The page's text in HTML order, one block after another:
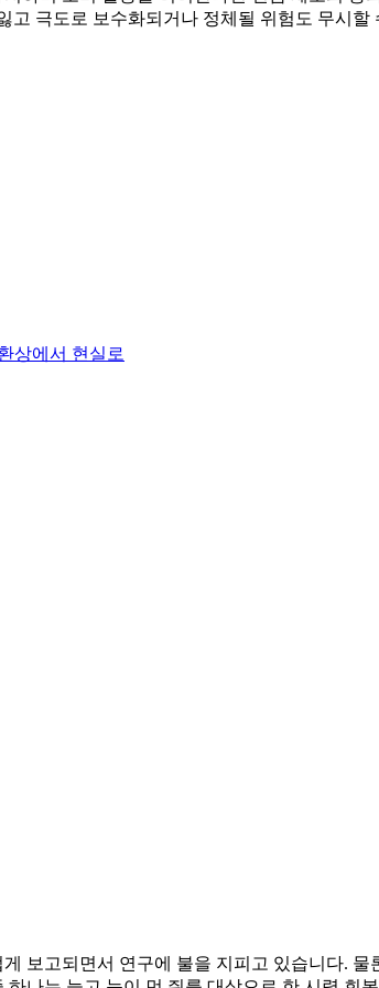
극도로 보수화되거나 정체될 위험도 무시할
상에서 현실로
보고되면서 연구에 불을 지피고 있습니다.